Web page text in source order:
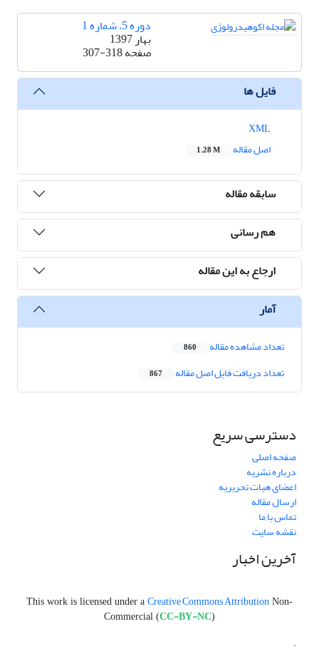
دوره 5، شماره 1
بهار 1397
صفحه307-318
فایل ها
اصل مقاله
1.28 M
سابقه مقاله
هم رسانی
ارجاع به این مقاله
آمار
تعداد مشاهده مقاله 860
تعداد دریافت فایل اصل مقاله 867
دسترسی سریع
صفحه اصلی
درباره نشریه
اعضای هیات تحریریه
ارسال مقاله
تماس با ما
نقشه سایت
آخرین اخبار
This work is licensed under a Creative Commons Attribution Non-
Commercial (CC-BY-NC)
.